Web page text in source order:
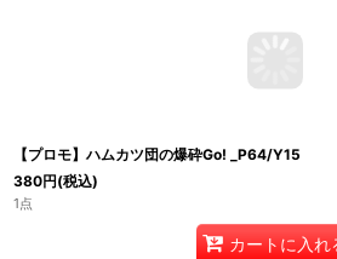
【プロモ】ハムカツ団の爆砕Go! _P64/Y15